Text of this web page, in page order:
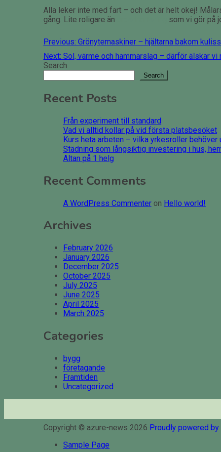
Alla leker inte med fart – och det är helt okej!
gång. Lite roligare än
som vi gör på
Post
navigation
Previous: Grönytemaskiner – hjältarna bakom
Next: Sol, värme och hammarslag – därför älskar vi
Search
Search
Recent Posts
Från experiment till standard
Vad vi alltid kollar på vid första platsbesöket
Kurs heta arbeten – vilka yrkesroller behöver
Städning som långsiktig investering i hus,
Altan på 1 helg
Recent Comments
A WordPress Commenter on Hello world!
Archives
February 2026
January 2026
December 2025
October 2025
July 2025
June 2025
April 2025
March 2025
Categories
bygg
företagande
Framtiden
Uncategorized
Copyright © azure-news 2026 Proudly powered
Sample Page